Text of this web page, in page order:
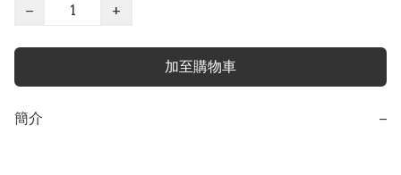
−
+
加至購物車
簡介 −